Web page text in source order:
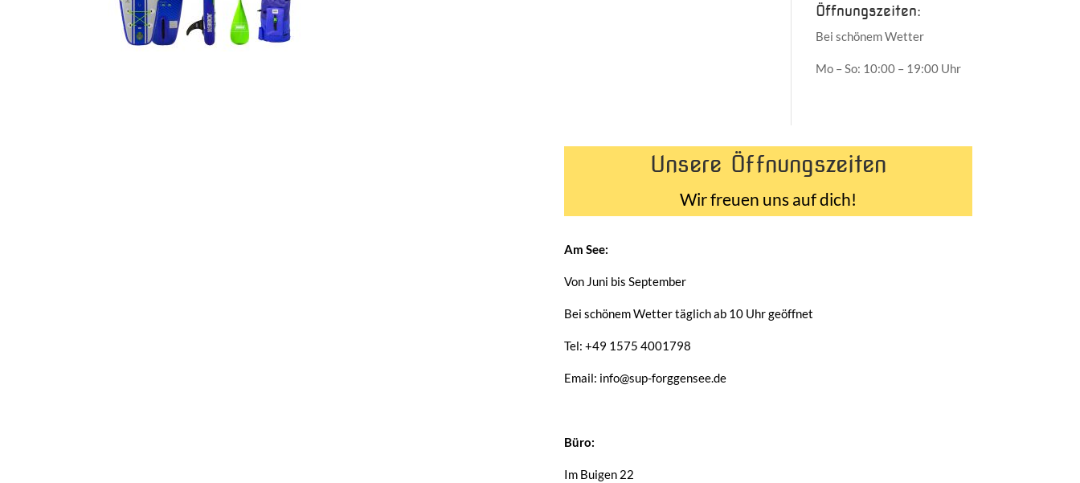
Öffnungszeiten:
Bei schönem Wetter
Mo – So: 10:00 – 19:00 Uhr
Unsere Öffnungszeiten
Wir freuen uns auf dich!
Am See:
Von Juni bis September
Bei schönem Wetter täglich ab 10 Uhr geöffnet
Tel: +49 1575 4001798
Email: info@sup-forggensee.de
Büro:
Im Buigen 22